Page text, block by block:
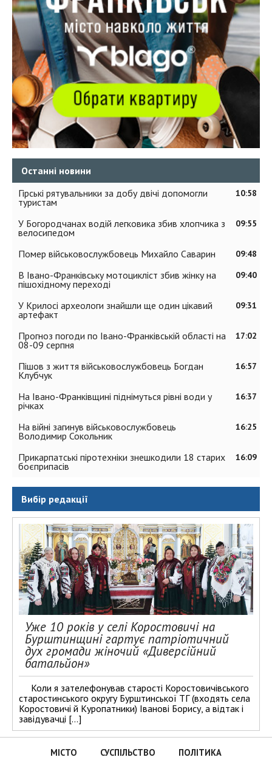
Останні новини
10:58
Гірські рятувальники за добу двічі допомогли
туристам
09:55
У Богородчанах водій легковика збив хлопчика з
велосипедом
09:48
Помер військовослужбовець Михайло Саварин
09:40
В Івано-Франківську мотоцикліст збив жінку на
пішохідному переході
09:31
У Крилосі археологи знайшли ще один цікавий
артефакт
17:02
Прогноз погоди по Івано-Франківській області на
08-09 серпня
16:57
Пішов з життя військовослужбовець Богдан
Клубчук
16:37
На Івано-Франківщині піднімуться рівні води у
річках
16:25
На війні загинув військовослужбовець
Володимир Сокольник
16:09
Прикарпатські піротехніки знешкодили 18 старих
боєприпасів
Вибір редакції
Уже 10 років у селі Коростовичі на
Бурштинщині гартує патріотичний
дух громади жіночий «Диверсійний
батальйон»
Коли я зателефонував старості Коростовичівського
старостинського округу Бурштинської ТГ (входять села
Коростовичі й Куропатники) Іванові Борису, а відтак і
завідувачці […]
МІСТО СУСПІЛЬСТВО ПОЛІТИКА